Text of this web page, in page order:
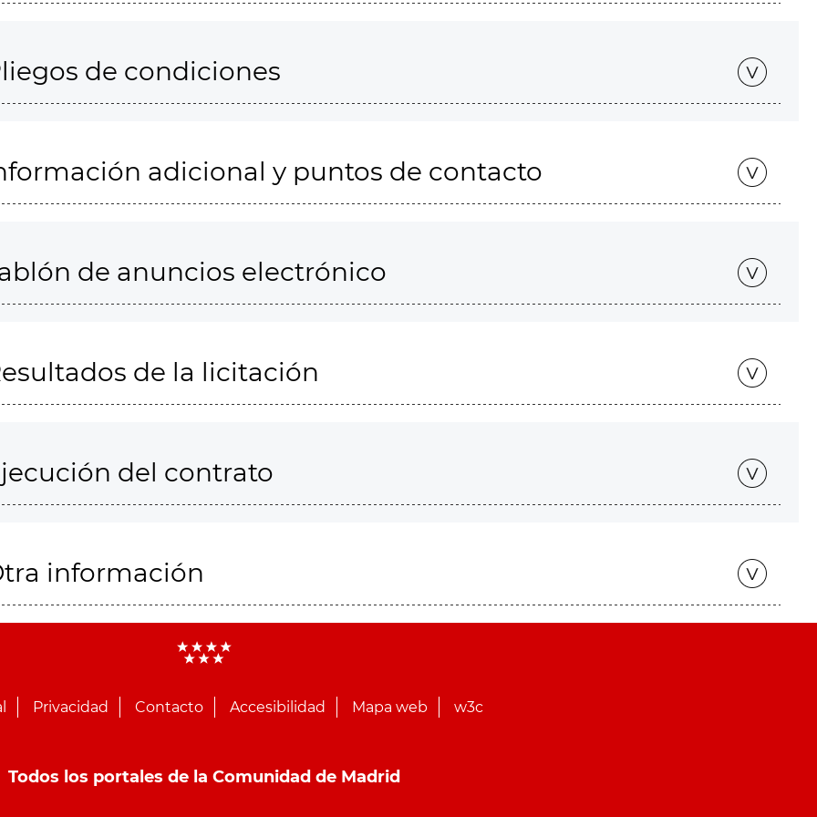
de condiciones
adicional y puntos de contacto
de anuncios electrónico
de la licitación
del contrato
información
Privacidad Contacto Accesibilidad Mapa web w3c
Todos los portales de la Comunidad de Madrid